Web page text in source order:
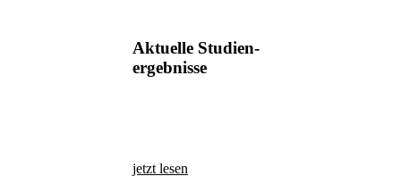
Aktuelle Studien-
ergebnisse
jetzt lesen